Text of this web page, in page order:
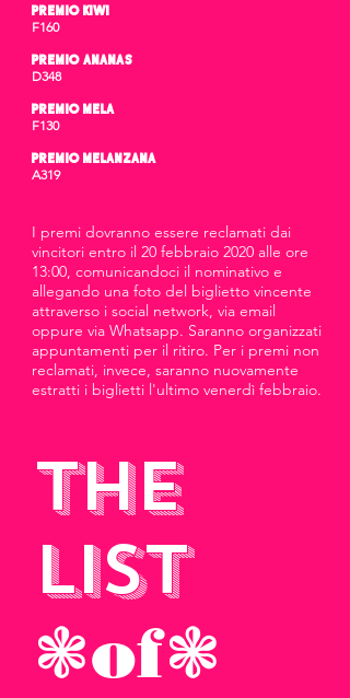
PREMIO KIWI
F160
PREMIO ANANAS
D348
PREMIO MELA
F130
PREMIO MELANZANA
A319
I premi dovranno essere reclamati dai
vincitori entro il 20 febbraio 2020 alle ore
13:00, comunicandoci il nominativo e
allegando una foto del biglietto vincente
attraverso i social network, via email
oppure via Whatsapp. Saranno organizzati
appuntamenti per il ritiro. Per i premi non
reclamati, invece, saranno nuovamente
estratti i biglietti l'ultimo venerdì febbraio.
the
list
❃of❃